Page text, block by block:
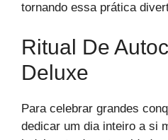
tornando essa prática
Ritual De
Deluxe
Para celebrar grandes
dedicar um dia inteiro a si